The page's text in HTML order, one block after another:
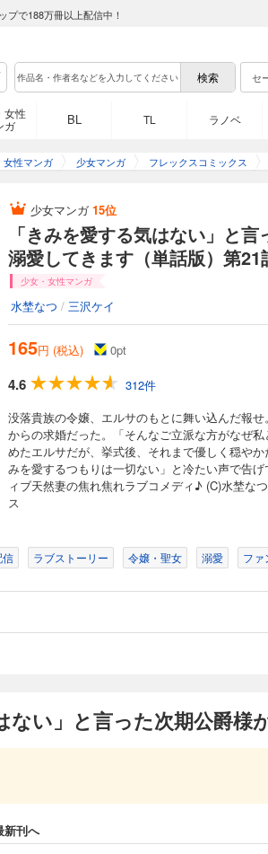
プで188万冊以上配信中！
セ
女性
ガ
BL TL ラノベ
女性マンガ 少女マンガ フレックスコミックス
少女マンガ15位
「きみを愛する気はない」と
溺愛してきます（単話版）第21
少女・女性マンガ
水埜なつ / 三沢ケイ
165円 (税込) 0pt
4.6
312件
没落貴族の令嬢、エルサのもとに舞い込んだ報
からの求婚だった。「そんなご立派な方がなぜ
めたエルサだが、挙式後、それまで優しく穏や
みを愛するつもりは一切ない」と冷たい声で告
ィブ天然妻の焦れ焦れラブコメディ♪ (C)水埜な
ス
信 ラブストーリー 令嬢・聖女 溺愛 ファ
ない」と言った次期公爵
新刊へ
、エルサのもとに舞い込んだ報せ。それは超エリー
なぜ私と？」不思議に思いつつも結婚を決めたエルサ
！「今後、きみを愛するつもりは一切ない」と冷たい
焦れラブコメディ♪ (C)水埜なつ (C)三沢ケイ／フレッ
る気はない」と言った次期公爵様がなぜか
、エルサのもとに舞い込んだ報せ。それは超エリー
れラブコメディ♪ (C)水埜なつ (C)三沢ケイ／フレッ
る気はない」と言った次期公爵様がなぜか溺
、エルサのもとに舞い込んだ報せ。それは超エリ
ぜ私と？」不思議に思いつつも結婚を決めたエルサ
「今後、きみを愛するつもりは一切ない」と冷たい
れラブコメディ♪ (C)水埜なつ (C)三沢ケイ／フレッ
る気はない」と言った次期公爵様がなぜか
嬢、エルサのもとに舞い込んだ報せ。それは超エリー
なぜ私と？」不思議に思いつつも結婚を決めたエルサ
！「今後、きみを愛するつもりは一切ない」と冷たい
焦れラブコメディ♪ (C)水埜なつ (C)三沢ケイ／フレッ
る気はない」と言った次期公爵様がなぜか
る気はない」と言った次期公爵様がなぜか
ぜ私と？」不思議に思いつつも結婚を決めたエルサ
！「今後、きみを愛するつもりは一切ない」と冷た
焦れラブコメディ♪ (C)水埜なつ (C)三沢ケイ／フレ